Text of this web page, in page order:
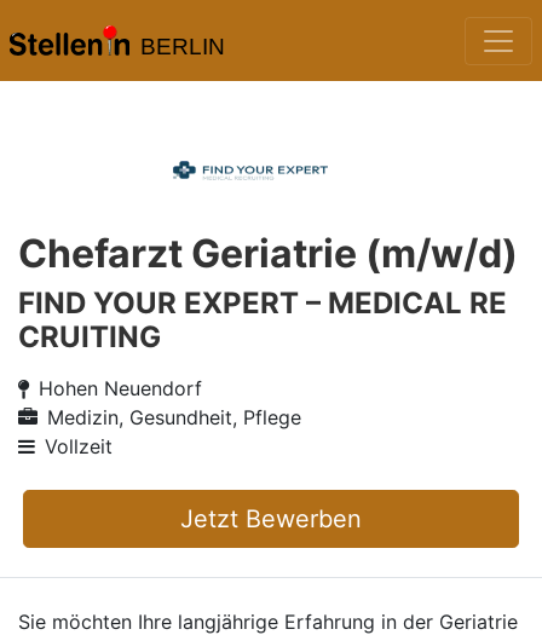
BERLIN
Chefarzt Geriatrie (m/w/d)
FIND YOUR EXPERT – MEDICAL RE
CRUITING
Hohen Neuendorf
Medizin, Gesundheit, Pflege
Vollzeit
Jetzt Bewerben
Sie möchten Ihre langjährige Erfahrung in der Geriatrie